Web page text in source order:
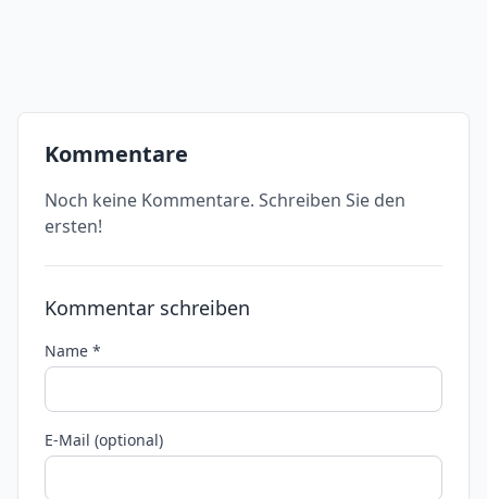
Kommentare
Noch keine Kommentare. Schreiben Sie den
ersten!
Kommentar schreiben
Name *
E-Mail (optional)